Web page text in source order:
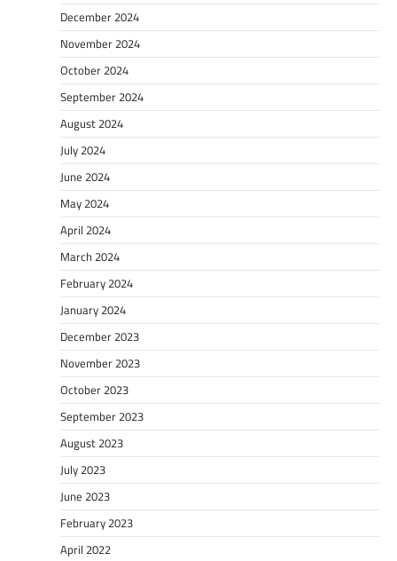
December 2024
November 2024
October 2024
September 2024
August 2024
July 2024
June 2024
May 2024
April 2024
March 2024
February 2024
January 2024
December 2023
November 2023
October 2023
September 2023
August 2023
July 2023
June 2023
February 2023
April 2022